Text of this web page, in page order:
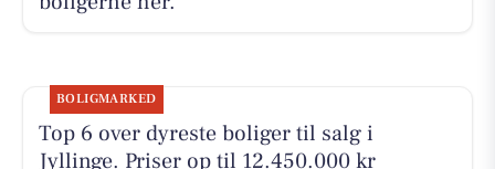
BOLIGMARKED
Top 6 over dyreste boliger til salg i
Jyllinge. Priser op til 12.450.000 kr